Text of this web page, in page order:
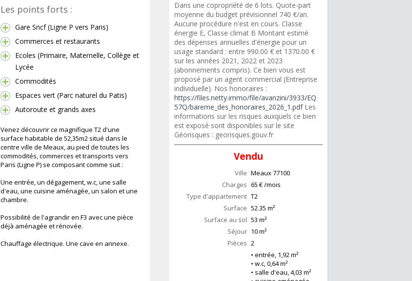
Les points forts :
Gare Sncf (Ligne P vers Paris)
Commerces et restaurants
Ecoles (Primaire, Maternelle, Collège et
Lycée
Commodités
Espaces vert (Parc naturel du Patis)
Autoroute et grands axes
Venez découvrir ce magnifique T2 d'une
surface habitable de 52,35m2 situé dans le
centre ville de Meaux, au pied de toutes les
commodités, commerces et transports vers
Paris (Ligne P) se composant comme suit :
Une entrée, un dégagement, w.c, une salle
d'eau, une cuisine aménagée, un salon et une
chambre.
Possibilité de l'agrandir en F3 avec une pièce
déjà aménagée et rénovée.
Chauffage électrique. Une cave en annexe.
Dans une copropriété de 6 lots. Quote-part
moyenne du budget prévisionnel 740 €/an.
Aucune procédure n'est en cours. Classe
énergie E, Classe climat B Montant estimé
des dépenses annuelles d'énergie pour un
usage standard : entre 990.00 € et 1370.00 €
sur les années 2021, 2022 et 2023
(abonnements compris). Ce bien vous est
proposé par un agent commercial (Entreprise
individuelle). Nos honoraires :
https://files.netty.immo/file/avanzini/3933/EQ
57Q/bareme_des_honoraires_2026_1.pdfLes
informations sur les risques auxquels ce bien
est exposé sont disponibles sur le site
Géorisques : georisques.gouv.fr
Vendu
Ville Meaux77100
Charges 65 € /mois
Type d'appartement T2
Surface 52.35 m²
Surface au sol 53 m²
Séjour 10m²
Pièces 2
• entrée, 1,92 m²
• w.c, 0,64 m²
• salle d'eau, 4,03 m²